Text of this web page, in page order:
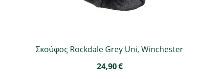
Σκούφος Rockdale Grey Uni, Winchester
24,90€